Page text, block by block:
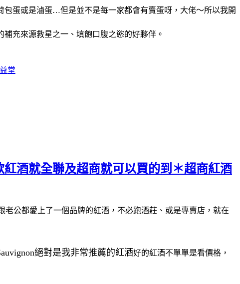
包蛋或是滷蛋…但是並不是每一家都會有賣蛋呀，大佬～所以我開
補充來源救星之一、填飽口腹之慾的好夥伴。
堂
酒就全聯及超商就可以買的到＊超商紅酒
公都愛上了一個品牌的紅酒，不必跑酒莊、或是專賣店，就在
絕對是我非常推薦的紅酒好的紅酒不單單是看價格，